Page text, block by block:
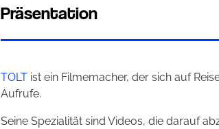
Präsentation
TOLTist ein Filmemacher, der sich auf
Aufrufe.
Seine Spezialität sind Videos, die darauf